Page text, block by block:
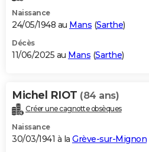
Naissance
24/05/1948 au Mans (Sarthe)
Décès
11/06/2025 au Mans (Sarthe)
Michel RIOT (84 ans)
Créer une cagnotte obsèques
Naissance
30/03/1941 à la Grève-sur-Mignon